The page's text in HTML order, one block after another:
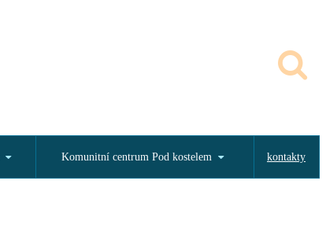
Komunitní centrum Pod kostelem kontakty